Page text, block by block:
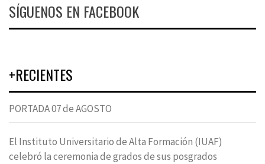
SÍGUENOS EN FACEBOOK
+RECIENTES
PORTADA 07 de AGOSTO
El Instituto Universitario de Alta Formación (IUAF)
celebró la ceremonia de grados de sus posgrados